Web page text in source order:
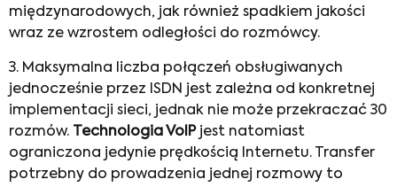
międzynarodowych, jak również spadkiem jakości
wraz ze wzrostem odległości do rozmówcy.
3. Maksymalna liczba połączeń obsługiwanych
jednocześnie przez ISDN jest zależna od konkretnej
implementacji sieci, jednak nie może przekraczać 30
rozmów.
Technologia VoIPjest natomiast
ograniczona jedynie prędkością Internetu. Transfer
potrzebny do prowadzenia jednej rozmowy to